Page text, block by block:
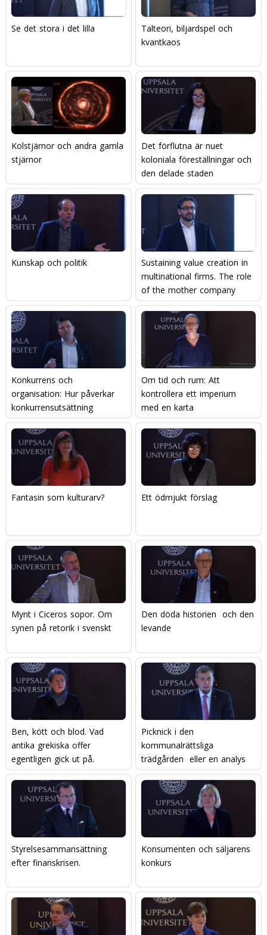
Se det stora i det lilla
Talteori, biljardspel och
kvantkaos
Kolstjärnor och andra gamla
stjärnor
Det förflutna är nuet 
koloniala föreställningar och
den delade staden
Kunskap och politik
Sustaining value creation in
multinational firms. The role
of the mother company
Konkurrens och
organisation: Hur påverkar
konkurrensutsättning
organisationer?
Om tid och rum: Att
kontrollera ett imperium
med en karta
Fantasin som kulturarv? Ett ödmjukt förslag
Mynt i Ciceros sopor. Om
synen på retorik i svenskt
Den döda historien  och den
levande
Ben, kött och blod. Vad
antika grekiska offer
egentligen gick ut på.
Picknick i den
kommunalrättsliga
trädgården  eller en analys
av en schweizerost
Styrelsesammansättning
efter finanskrisen.
Konsumenten och säljarens
konkurs